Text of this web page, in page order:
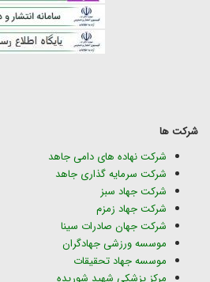
شرکت ها
شرکت نهاده های دامی جاهد
شرکت سرمایه گذاری جاهد
شرکت جهاد سبز
شرکت جهاد زمزم
شرکت جهان صادرات سینا
موسسه ورزشی جهادگران
موسسه جهاد تحقیقات
مرکز پزشکی شهید شوریده